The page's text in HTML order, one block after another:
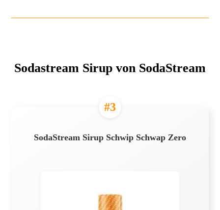
Sodastream Sirup von SodaStream
#3
SodaStream Sirup Schwip Schwap Zero